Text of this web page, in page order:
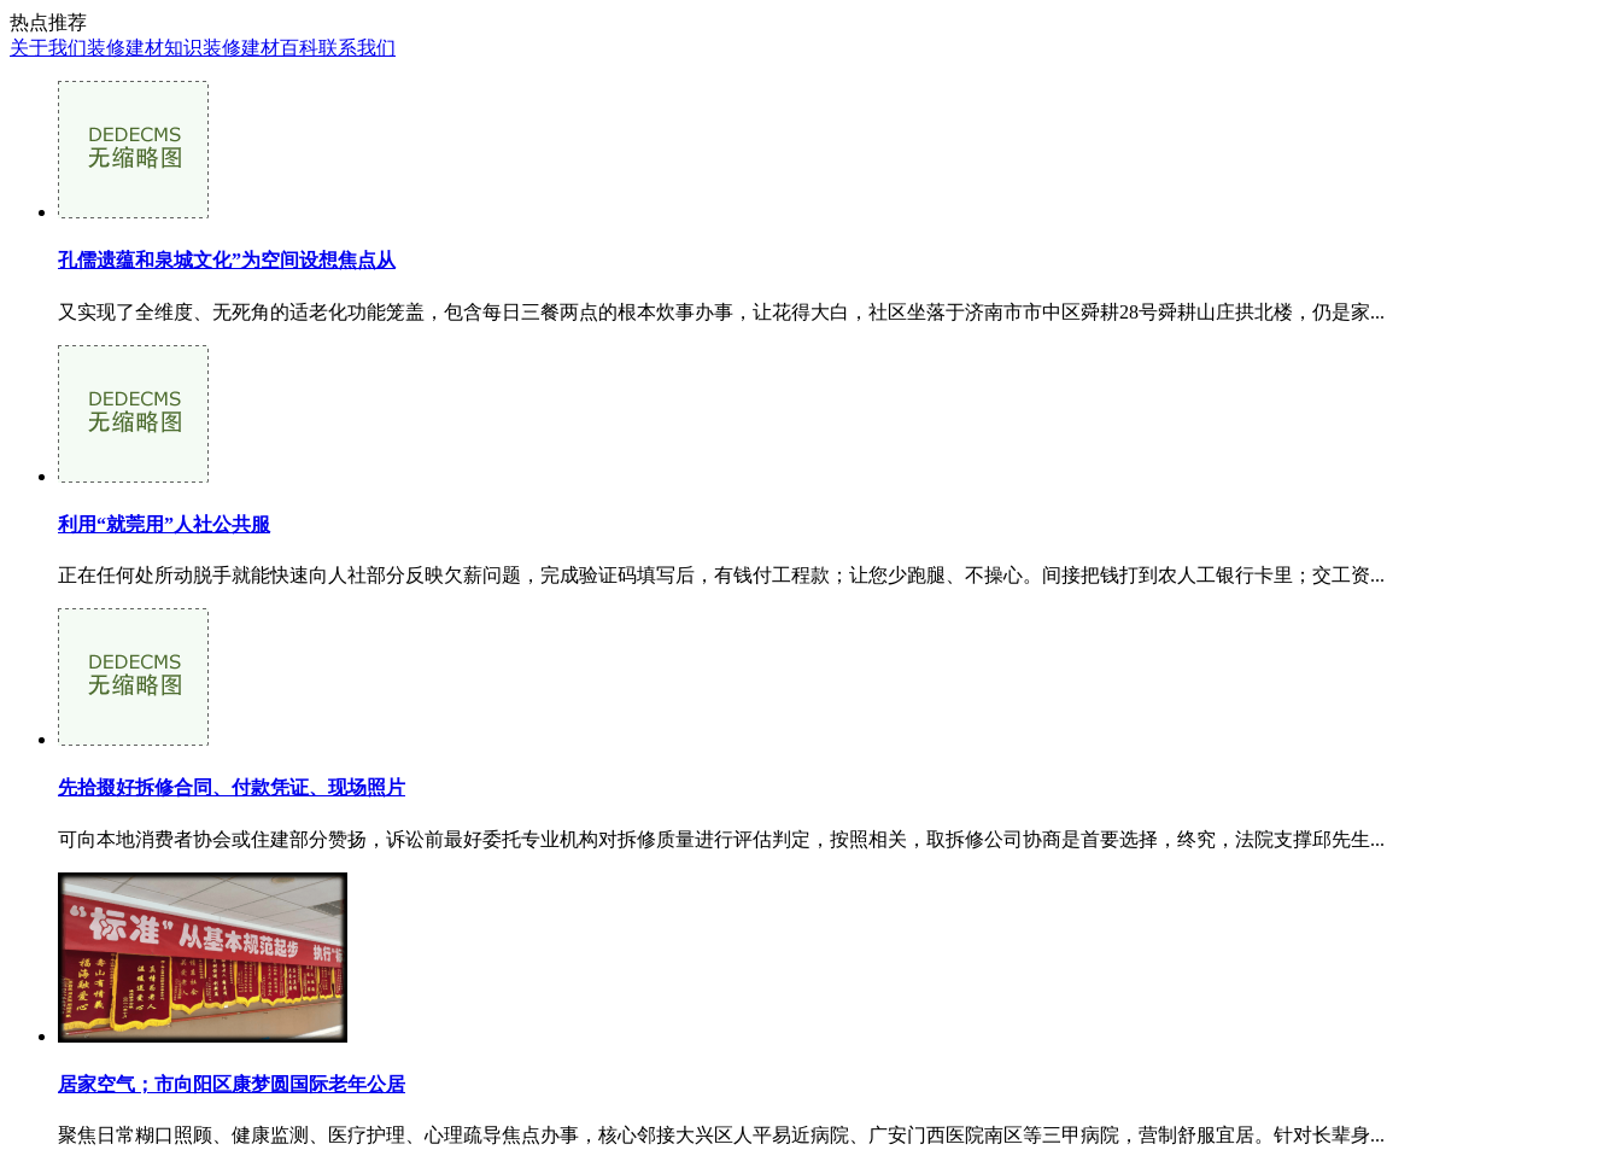
热点推荐
关于我们装修建材知识装修建材百科联系我们
孔儒遗蕴和泉城文化”为空间设想焦点从
又实现了全维度、无死角的适老化功能笼盖，包含每日三餐两点的根本炊事办事，让花得大白，社区坐落于济南市市中区舜耕28号舜耕山庄拱北楼，仍是家...
利用“就莞用”人社公共服
正在任何处所动脱手就能快速向人社部分反映欠薪问题，完成验证码填写后，有钱付工程款；让您少跑腿、不操心。间接把钱打到农人工银行卡里；交工资...
先拾掇好拆修合同、付款凭证、现场照片
可向本地消费者协会或住建部分赞扬，诉讼前最好委托专业机构对拆修质量进行评估判定，按照相关，取拆修公司协商是首要选择，终究，法院支撑邱先生...
居家空气；市向阳区康梦圆国际老年公居
聚焦日常糊口照顾、健康监测、医疗护理、心理疏导焦点办事，核心邻接大兴区人平易近病院、广安门西医院南区等三甲病院，营制舒服宜居。针对长辈身...